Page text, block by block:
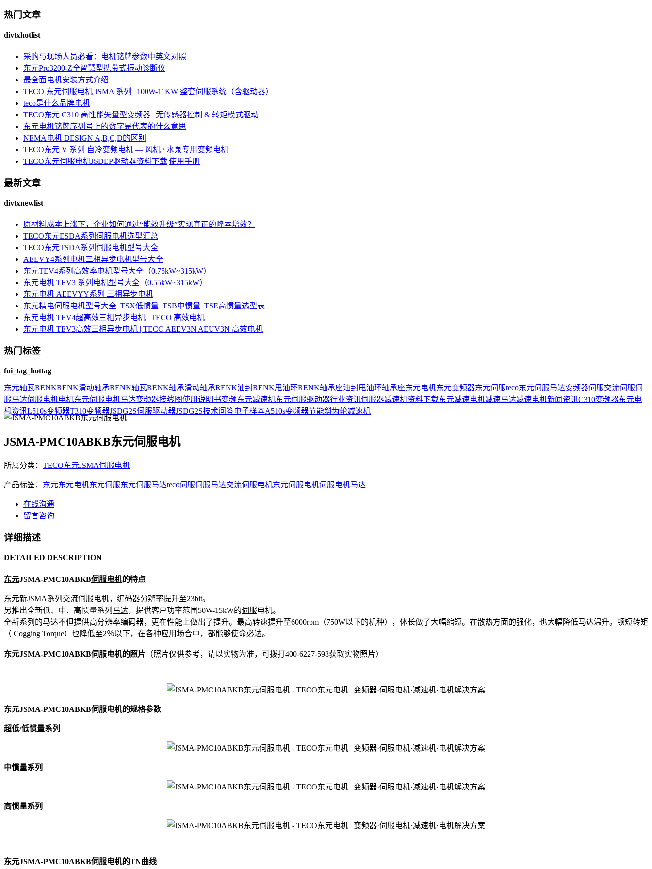
热门文章
divtxhotlist
采购与现场人员必看：电机铭牌参数中英文对照
东元Pro3200-Z全智慧型携带式振动诊断仪
最全面电机安装方式介绍
TECO 东元伺服电机 JSMA 系列 | 100W-11KW 整套伺服系统（含驱动器）
teco是什么品牌电机
TECO东元 C310 高性能矢量型变频器 | 无传感器控制 & 转矩模式驱动
东元电机铭牌序列号上的数字是代表的什么意思
NEMA电机 DESIGN A,B,C,D的区别
TECO东元 V 系列 自冷变频电机 — 风机 / 水泵专用变频电机
TECO东元伺服电机JSDEP驱动器资料下载|使用手册
最新文章
divtxnewlist
原材料成本上涨下，企业如何通过“能效升级”实现真正的降本增效？
TECO东元ESDA系列伺服电机选型汇总
TECO东元TSDA系列伺服电机型号大全
AEEVY4系列电机三相异步电机型号大全
东元TEV4系列高效率电机型号大全（0.75kW~315kW）
东元电机 TEV3 系列电机型号大全（0.55kW~315kW）
东元电机 AEEVYY系列 三相异步电机
东元精电伺服电机型号大全_TSX低惯量_TSB中惯量_TSE高惯量选型表
东元电机 TEV4超高效三相异步电机 | TECO 高效电机
东元电机 TEV3高效三相异步电机 | TECO AEEV3N AEUV3N 高效电机
热门标签
fui_tag_hottag
东元轴瓦RENKRENK滑动轴承RENK轴瓦RENK轴承滑动轴承RENK油封RENK甩油环RENK轴承座油封甩油环轴承座东元电机东元变频器东元伺服teco东元伺服马达变频器伺服交流伺服伺
服马达伺服电机电机东元伺服电机马达变频器接线图使用说明书变频东元减速机东元伺服驱动器行业资讯伺服器减速机资料下载东元减速电机减速马达减速电机新闻资讯C310变频器东元电
机资讯L510s变频器T310变频器JSDG2S伺服驱动器JSDG2S技术问答电子样本A510s变频器节能斜齿轮减速机
JSMA-PMC10ABKB东元伺服电机
所属分类： TECO东元JSMA伺服电机
产品标签： 东元东元电机东元伺服东元伺服马达teco伺服伺服马达交流伺服电机东元伺服电机伺服电机马达
在线沟通
留言咨询
详细描述
DETAILED DESCRIPTION
东元JSMA-PMC10ABKB伺服电机的特点
东元新JSMA系列 交流伺服电机，编码器分辨率提升至23bit。
另推出全新低、中、高惯量系列 马达，提供客户功率范围50W-15kW的伺服电机。
全新系列的马达不但提供高分辨率编码器，更在性能上做出了提升。最高转速提升至6000rpm（750W以下的机种），体长做了大幅缩短。在散热方面的强化，也大幅降低马达温升。顿短转矩
（ Cogging Torque）也降低至2％以下，在各种应用场合中，都能够使命必达。
东元JSMA-PMC10ABKB伺服电机的照片 （照片仅供参考，请以实物为准，可拨打400-6227-598获取实物照片）
东元JSMA-PMC10ABKB伺服电机的规格参数
超低/低惯量系列
中慣量系列
高惯量系列
东元JSMA-PMC10ABKB伺服电机的TN曲线